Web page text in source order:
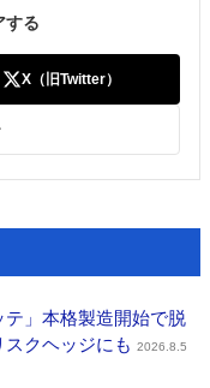
する
X（旧Twitter）
」本格製造開始で脱
クヘッジにも 2026.8.5